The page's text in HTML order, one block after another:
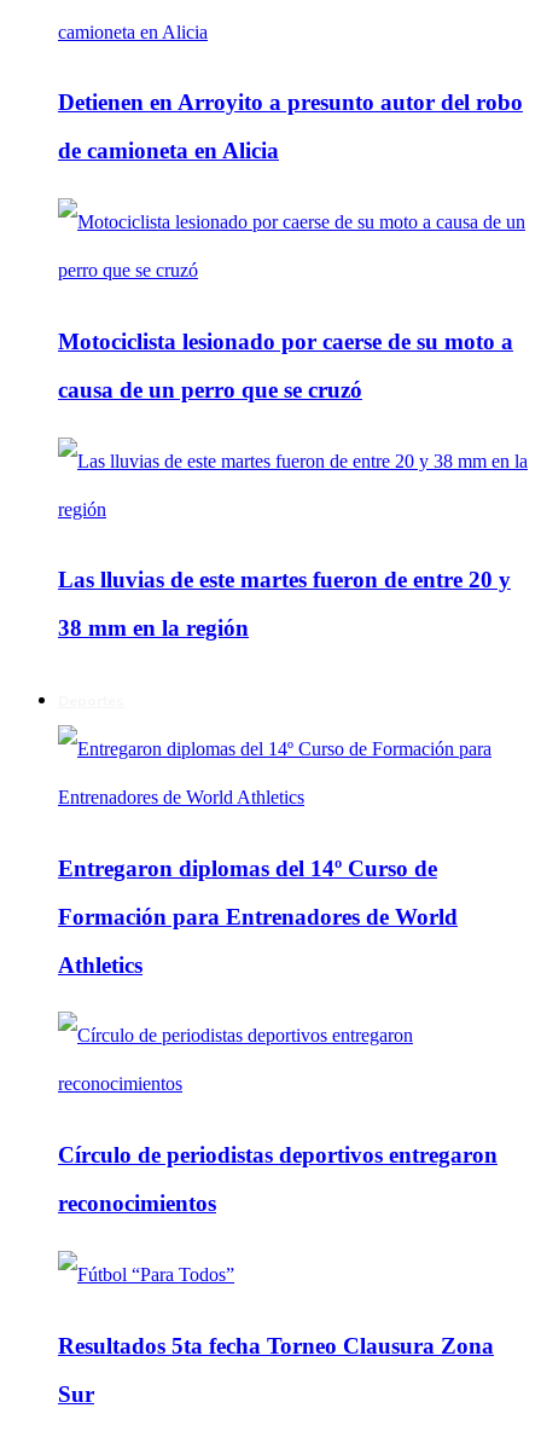
Detienen en Arroyito a presunto autor del robo
de camioneta en Alicia
Motociclista lesionado por caerse de su moto a
causa de un perro que se cruzó
Las lluvias de este martes fueron de entre 20 y
38 mm en la región
Entregaron diplomas del 14º Curso de
Formación para Entrenadores de World
Athletics
Círculo de periodistas deportivos entregaron
reconocimientos
Resultados 5ta fecha Torneo Clausura Zona
Sur